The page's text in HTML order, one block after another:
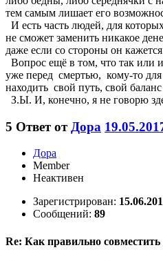
тем самым лишает его
И есть часть людей, для
не сможет заменить никакое
даже если со стороны он
Вопрос ещё в том, что так или
уже перед смертью, кому-то для
находить свой путь, свой
З.Ы. И, конечно, я не говорю
5 Ответ от Дора
Дора
Member
Неактивен
Зарегистрирован:
Сообщений: 89
Re: Как правильно